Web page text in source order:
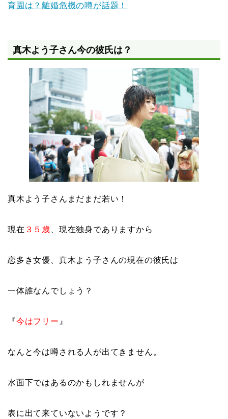
育園は？離婚危機の噂が話題！
真木よう子さん今の彼氏は？
真木よう子さんまだまだ若い！
現在 ３５歳 、現在独身でありますから
恋多き女優、真木よう子さんの現在の彼氏は
一体誰なんでしょう？
『今はフリー 』
なんと今は噂される人が出てきません。
水面下ではあるのかもしれませんが
表に出て来ていないようです？